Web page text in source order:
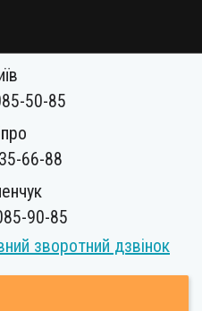
50-85
66-88
90-85
зворотний дзвінок